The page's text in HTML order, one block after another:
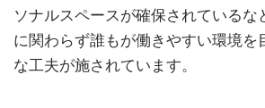
ソナルスペースが確保されているな
に関わらず誰もが働きやすい環境を
な工夫が施されています。